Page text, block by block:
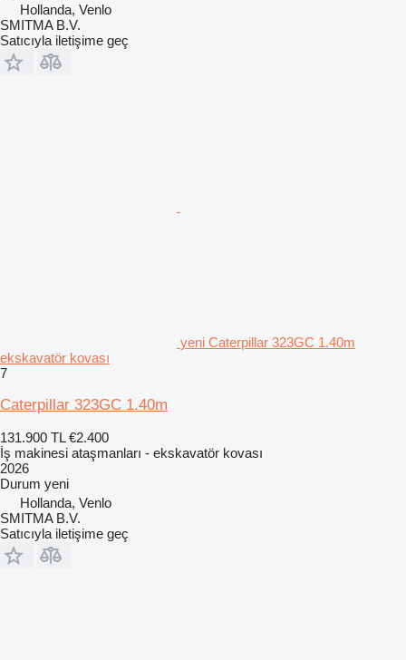
Hollanda, Venlo
SMITMA B.V.
Satıcıyla iletişime geç
yeni Caterpillar 323GC 1.40m
ekskavatör kovası
7
Caterpillar 323GC 1.40m
131.900 TL €2.400
İş makinesi ataşmanları - ekskavatör kovası
2026
Durum yeni
Hollanda, Venlo
SMITMA B.V.
Satıcıyla iletişime geç